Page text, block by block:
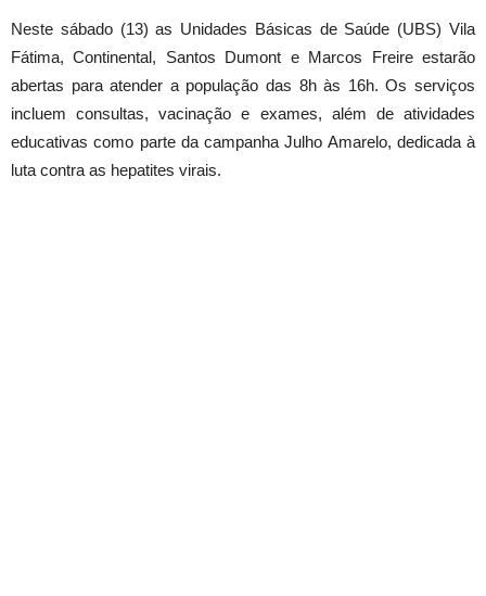
Neste sábado (13) as Unidades Básicas de Saúde (UBS) Vila
Fátima, Continental, Santos Dumont e Marcos Freire estarão
abertas para atender a população das 8h às 16h. Os serviços
incluem consultas, vacinação e exames, além de atividades
educativas como parte da campanha Julho Amarelo, dedicada à
luta contra as hepatites virais.